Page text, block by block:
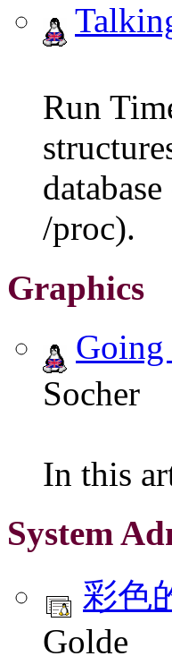
Run
/proc).
Graphics
Socher
In this
System
彩色
Golde